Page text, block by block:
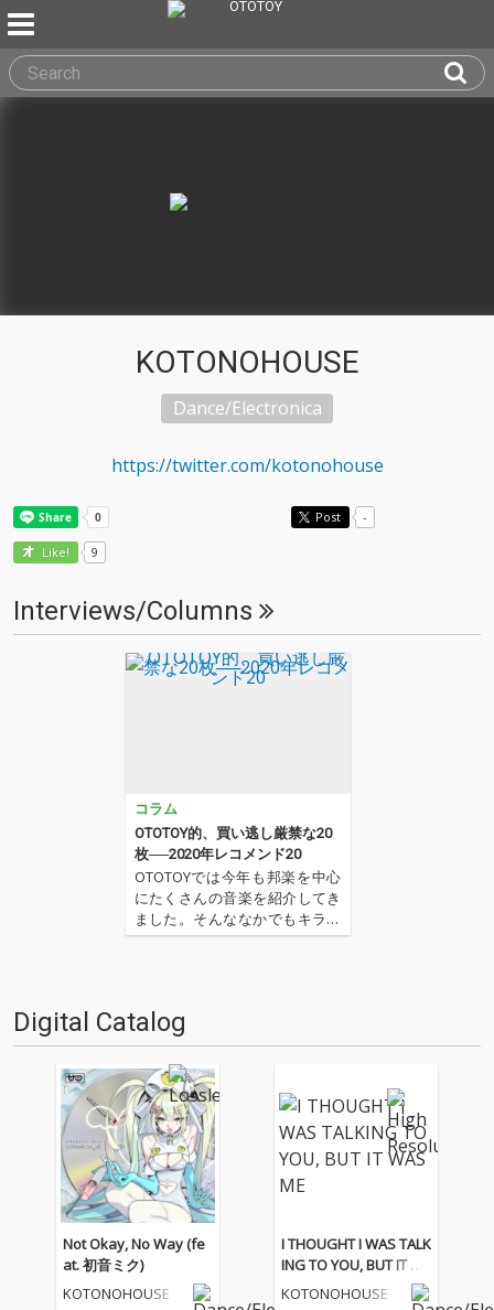
KOTONOHOUSE
Dance/Electronica
https://twitter.com/kotonohouse
Post -
Like! 9
Interviews/Columns
コラム
OTOTOY的、買い逃し厳禁な20
枚──2020年レコメンド20
OTOTOYでは今年も邦楽を中心
にたくさんの音楽を紹介してき
ました。そんななかでもキラリ
と光ったアルバムたちを20枚を
します。 ''OTOTOYレコメンド2
020 …
Digital Catalog
Not Okay, No Way (fe
at. 初音ミク)
KOTONOHOUSE
I THOUGHT I WAS TALK
ING TO YOU, BUT IT W
AS ME
KOTONOHOUSE